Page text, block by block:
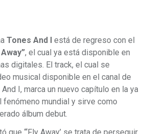
Tones And I está de regreso con el
Away”, el cual ya está disponible en
digitales. El track, el cual se
musical disponible en el canal de
I, marca un nuevo capítulo en la ya
fenómeno mundial y sirve como
álbum debut.
que “‘Fly Away’ se trata de perseguir